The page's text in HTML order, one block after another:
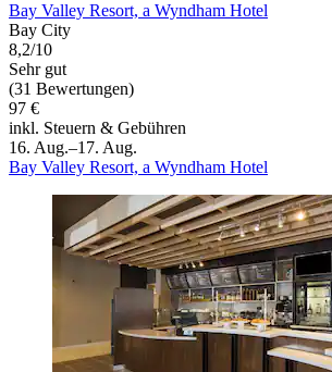
Bay Valley Resort, a Wyndham Hotel
Bay City
8,2/10
Sehr gut
(31 Bewertungen)
97 €
inkl. Steuern & Gebühren
16. Aug.–17. Aug.
Bay Valley Resort, a Wyndham Hotel